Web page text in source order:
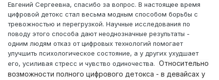
Евгений Сергеевна, спасибо за вопрос. В настоящее время
цифровой детокс стал весьма модным способом борьбы с
тревожностью и перегрузкой. Научные исследования по
поводу этого способа дают неоднозначные результаты -
одним людям отказ от цифровых технологий помогает
улучшить психологическое состояние, а у других ухудшает
его, усиливая стресс и чувство одиночества. Относительно
возможности полного цифрового детокса - в девайсах у